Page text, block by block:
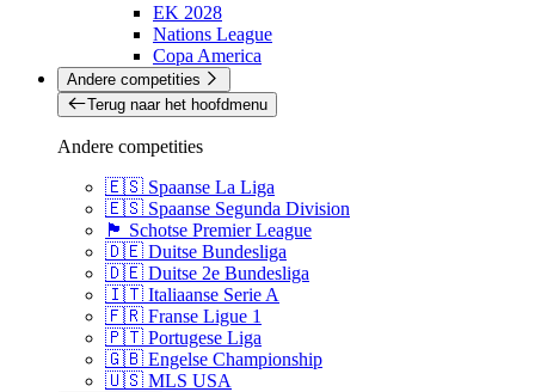
EK 2028
Nations League
Copa America
Andere competities
Terug naar het hoofdmenu
Andere competities
🇪🇸 Spaanse La Liga
🇪🇸 Spaanse Segunda Division
🏴󠁧󠁢󠁳󠁣󠁴󠁿 Schotse Premier League
🇩🇪 Duitse Bundesliga
🇩🇪 Duitse 2e Bundesliga
🇮🇹 Italiaanse Serie A
🇫🇷 Franse Ligue 1
🇵🇹 Portugese Liga
🇬🇧 Engelse Championship
🇺🇸 MLS USA